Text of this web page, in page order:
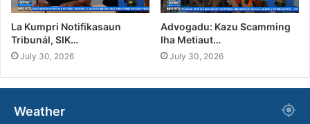
La Kumpri Notifikasaun
Tribunál, SIK…
July 30, 2026
Advogadu: Kazu Scamming
Iha Metiaut…
July 30, 2026
Weather